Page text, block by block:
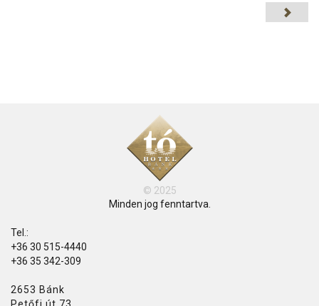
© 2025
Minden jog fenntartva.
Tel.:
+36 30 515-4440
+36 35 342-309
2653 Bánk